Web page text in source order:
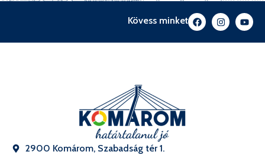
Kövess minket
2900 Komárom, Szabadság tér 1.